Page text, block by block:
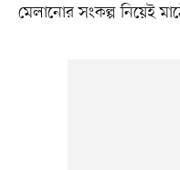
মেলানোর সংকল্প নিয়েই